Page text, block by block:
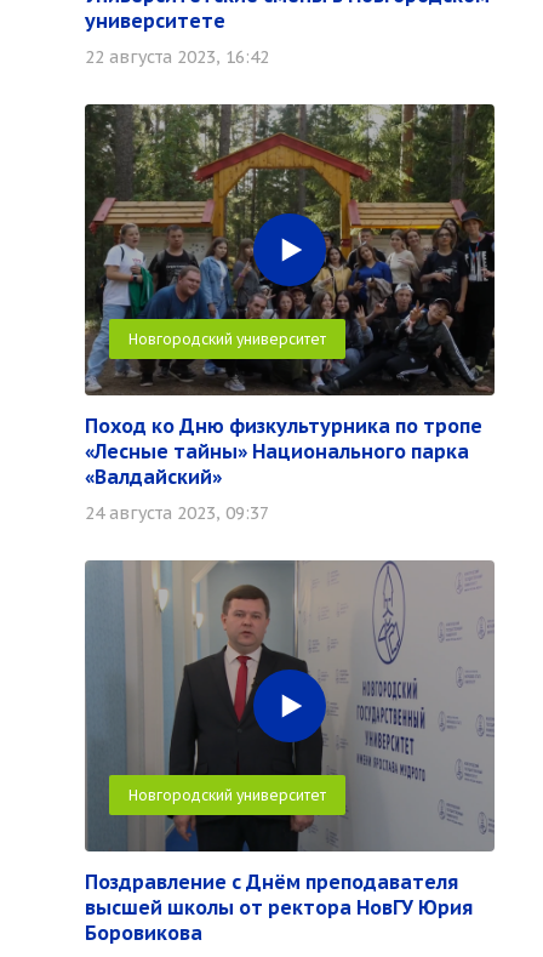
университете
22 августа 2023, 16:42
Новгородский университет
Поход ко Дню физкультурника по тропе
«Лесные тайны» Национального парка
«Валдайский»
24 августа 2023, 09:37
Новгородский университет
Поздравление с Днём преподавателя
высшей школы от ректора НовГУ Юрия
Боровикова